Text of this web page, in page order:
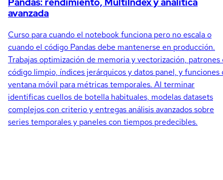
avanzada
Curso para cuando el notebook funciona pero no escala o
cuando el código Pandas debe mantenerse en producción.
Trabajas optimización de memoria y vectorización, patrones
código limpio, índices jerárquicos y datos panel, y funciones
ventana móvil para métricas temporales. Al terminar
identificas cuellos de botella habituales, modelas datasets
complejos con criterio y entregas análisis avanzados sobre
series temporales y paneles con tiempos predecibles.